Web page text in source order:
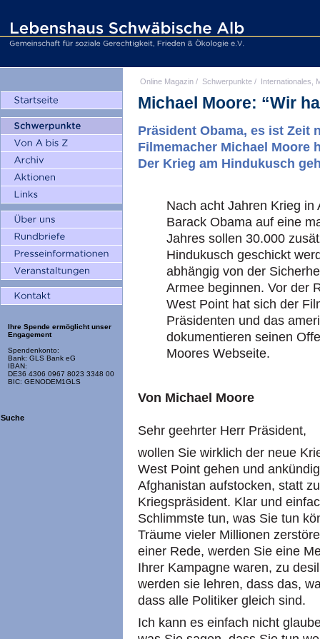
Ihre Spende ermöglicht unser
Engagement
Spendenkonto:
Bank: GLS Bank eG
IBAN:
DE36 4306 0967 8023 3348 00
BIC: GENODEM1GLS
Suche
Online Magazin / Schwerpunkte / Internationales,
Michael Moore: “Wir
Präsident Obama, es ist Zeit
Filmemacher Michael Moore
Der Krieg am Hindukusch
Nach acht Jahren Krieg
Barack Obama auf eine
Jahres sollen 30.000
Hindukusch geschickt
abhängig von der
Armee beginnen. Vor der
West Point hat sich der
Präsidenten und das
dokumentieren seinen
Moores Webseite.
Von Michael Moore
Sehr geehrter Herr Präsident,
wollen Sie wirklich der neue
West Point gehen und
Afghanistan aufstocken, statt
Kriegspräsident. Klar und
Schlimmste tun, was Sie tun
Träume vieler Millionen
einer Rede, werden Sie eine
Ihrer Kampagne waren, zu
werden sie lehren, dass das,
dass alle Politiker gleich sind.
Ich kann es einfach nicht